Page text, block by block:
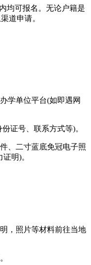
均可报名。无论户籍是
道申请。
学单位平台(如即遇网
证号、联系方式等)。
、二寸蓝底免冠电子照
明)。
，照片等材料前往当地